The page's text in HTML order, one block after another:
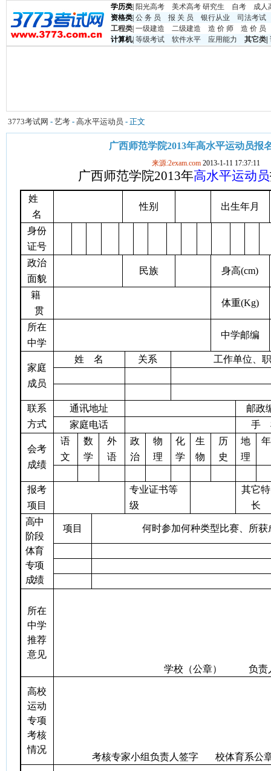
学历类 阳光高考 美术高考 研究生 自考
成人
资格类 公 务 员 报 关 员 银行从业
司法考试
工程类 一级建造 二级建造 造 价 师
造 价 员
计算机| 等级考试 软件水平 应用能力 其它类
3773考试网 - 艺考 - 高水平运动员 - 正文
广西师范学院2013年高水平运动员报
来源:2exam.com 2013-1-11 17:37:11
广西师范学院2013年高水平运动员
姓
名
性别 出生年月
身份
证号
政治
面貌
民族 身高(cm)
籍
贯
体重(Kg)
所在
中学
中学邮编
家庭
成员
姓 名 关系 工作单位、
联系
方式
通讯地址
邮政
家庭电话
手
会考
成绩
语
文
数
学
外
语
政
治
物
理
化
学
生
物
历
史
地
理
报考
项目
专业证书等
级
其它特
长
高中
阶段
体育
专项
成绩
项目 何时参加何种类型比赛、所获
所在
中学
推荐
意见
学校（公章）
负责
高校
运动
专项
考核
情况
考核专家小组负责人签字 校体育系公